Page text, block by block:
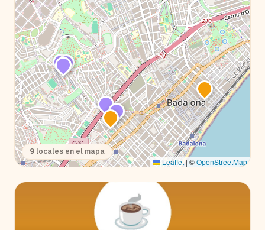
Leaflet | ©OpenStreetMap
9 locales en el mapa